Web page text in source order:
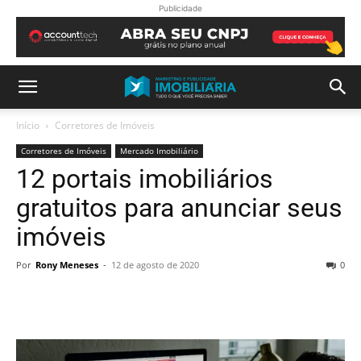
Publicidade
Início Corretores de Imóveis
Corretores de Imóveis Mercado Imobiliário
12 portais imobiliários
gratuitos para anunciar seus
imóveis
Por Rony Meneses - 12 de agosto de 2020 0